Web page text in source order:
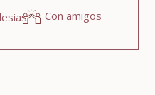
Con amigos